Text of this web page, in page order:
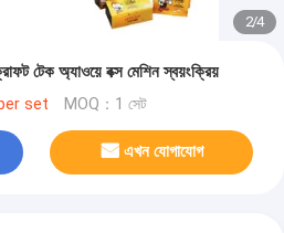
2/4
টেক অ্যাওয়ে বক্স মেশিন স্বয়ংক্রিয়
set MOQ：1 সেট
এখন যোগাযোগ